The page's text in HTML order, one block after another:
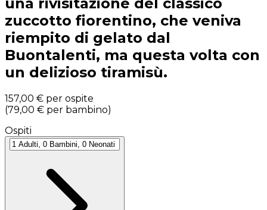
zuccotto fiorentino, che veniva
riempito di gelato dal
Buontalenti, ma questa volta con
un delizioso tiramisù.
157,00 € per ospite
(79,00 € per bambino)
Ospiti